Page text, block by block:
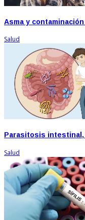
Asma y
Salud
Parasitosis
Salud